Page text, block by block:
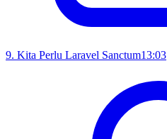
9. Kita Perlu Laravel Sanctum13:03